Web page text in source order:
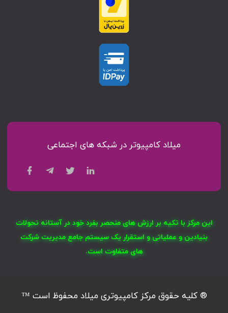
میلاد کامپیوتر در شبکه های اجتماعی
این مرکز با تکیه بر ارزش های منحصر بفرد خود در آستانه تحولات
بنیادین و عملیاتی و استقرار یک سیستم جامع مدیریت شرکت
های متفاوت است.
® کلیه حقوق مرکز کامپیوتری میلاد محفوظ است ™